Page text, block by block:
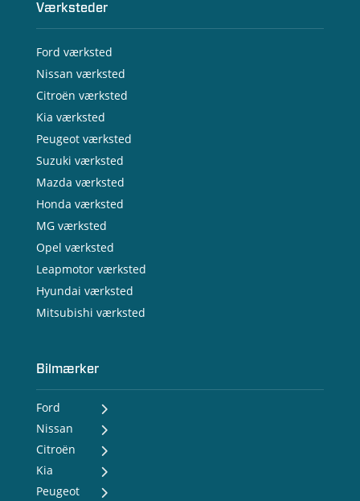
Værksteder
Ford værksted
Nissan værksted
Citroën værksted
Kia værksted
Peugeot værksted
Suzuki værksted
Mazda værksted
Honda værksted
MG værksted
Opel værksted
Leapmotor værksted
Hyundai værksted
Mitsubishi værksted
Bilmærker
Ford
- Ford Puma Gen-E
- Ford Capri
- Ford Explorer
- Ford Kuga plug-in hybrid
Nissan
- Nissan MICRA
- Nissan LEAF
- Nissan JUKE
Citroën
- Citroën ë-C3
- Citroën ë-C3 Aircross
Kia
- Kia EV2
Peugeot